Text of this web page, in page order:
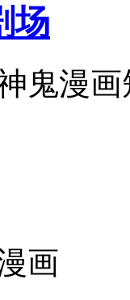
场
鬼漫
画